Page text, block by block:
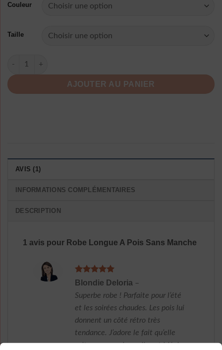
Couleur
Taille
quantité de Robe Longue A Pois Sans Manche
AJOUTER AU PANIER
AVIS (1)
INFORMATIONS COMPLÉMENTAIRES
DESCRIPTION
1 avis pour Robe Longue A Pois Sans Manche
Note5sur
Blondie Deloria –
Superbe robe ! Parfaite pour l’été
et les soirées chaudes. Les pois lui
donnent un côté rétro très
tendance. J’adore le fait qu’elle
soit sans manches, elle est idéale